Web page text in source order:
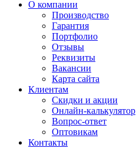
О компании
Производство
Гарантия
Портфолио
Отзывы
Реквизиты
Вакансии
Карта сайта
Клиентам
Скидки и акции
Онлайн-калькулятор
Вопрос-ответ
Оптовикам
Контакты